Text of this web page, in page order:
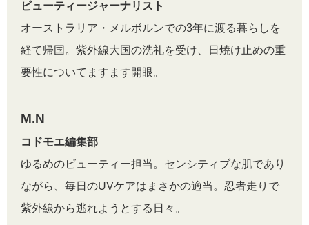
ビューティージャーナリスト
オーストラリア・メルボルンでの3年に渡る暮らしを
経て帰国。紫外線大国の洗礼を受け、日焼け止めの重
要性についてますます開眼。
M.N
コドモエ編集部
ゆるめのビューティー担当。センシティブな肌であり
ながら、毎日のUVケアはまさかの適当。忍者走りで
紫外線から逃れようとする日々。